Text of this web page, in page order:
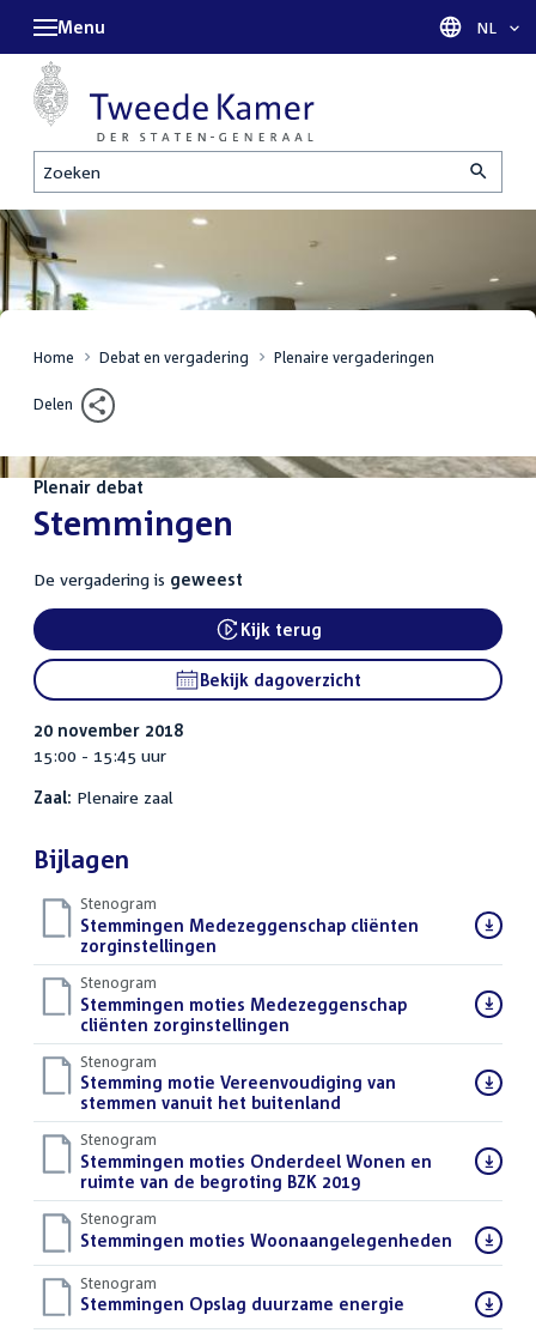
Zoeken
Menu Taal
NL
Home Debat en vergadering Plenaire vergaderingen
Delen
Plenair debat
:Stemmingen
De vergadering is geweest
External link:
Kijk terug
Bekijk dagoverzicht
20 november 2018
15:00 - 15:45 uur
Zaal: Plenaire zaal
Bijlagen
Stenogram
Download
bestand:
Stemmingen Medezeggenschap cliënten
zorginstellingen
Stenogram
Download
bestand:
Stemmingen moties Medezeggenschap
cliënten zorginstellingen
Stenogram
Download
bestand:
Stemming motie Vereenvoudiging van
stemmen vanuit het buitenland
Stenogram
Download
bestand:
Stemmingen moties Onderdeel Wonen en
ruimte van de begroting BZK 2019()
Stenogram
Download
bestand:
Stemmingen moties Woonaangelegenheden
Stenogram
Download
bestand:
Stemmingen Opslag duurzame energie